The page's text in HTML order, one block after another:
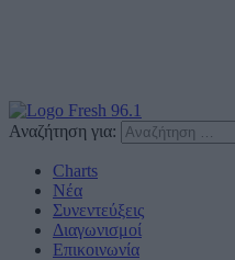
Αναζήτηση για:
Charts
Νέα
Συνεντεύξεις
Διαγωνισμοί
Επικοινωνία